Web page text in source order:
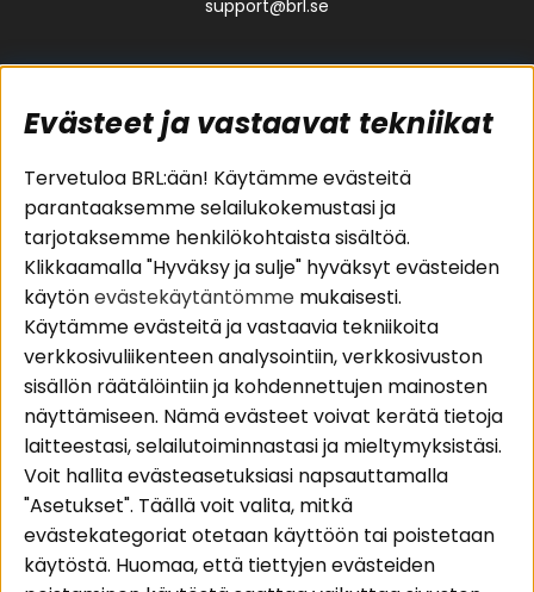
support@brl.se
Suositut sivut
Pakettiratkaisut
Autostereot
Kaiuttimet
Päätevahvistimet
Lisätarvikkeet
Kaapelit
Asiakaspalvelu
Evästeet
Huolto- ja
takuutiedot
Ostoehdot
Palautus
Tietosuojapolitiikka
Alueet
Autohifi
Kotihifi
Uutuudet
Seuraa meitä
Instagram
Facebook
Youtube
Evästeet ja vastaavat tekniikat
Tervetuloa BRL:ään! Käytämme evästeitä
parantaaksemme selailukokemustasi ja
tarjotaksemme henkilökohtaista sisältöä.
Klikkaamalla "Hyväksy ja sulje" hyväksyt evästeiden
käytönevästekäytäntömme mukaisesti.
Käytämme evästeitä ja vastaavia tekniikoita
verkkosivuliikenteen analysointiin, verkkosivuston
sisällön räätälöintiin ja kohdennettujen mainosten
näyttämiseen. Nämä evästeet voivat kerätä tietoja
laitteestasi, selailutoiminnastasi ja mieltymyksistäsi.
Voit hallita evästeasetuksiasi napsauttamalla
"Asetukset". Täällä voit valita, mitkä
evästekategoriat otetaan käyttöön tai poistetaan
käytöstä. Huomaa, että tiettyjen evästeiden